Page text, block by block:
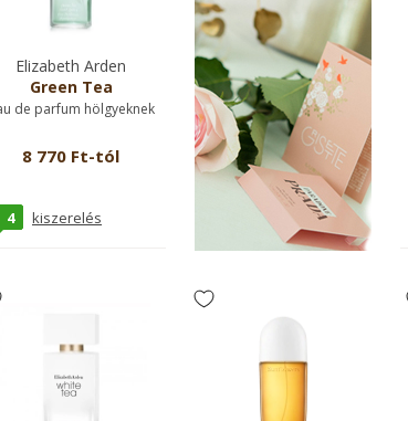
Elizabeth Arden
Green Tea
de parfum hölgyeknek
8 770 Ft-tól
4 kiszerelés